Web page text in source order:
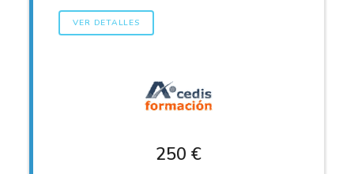
VER DETALLES
250 €